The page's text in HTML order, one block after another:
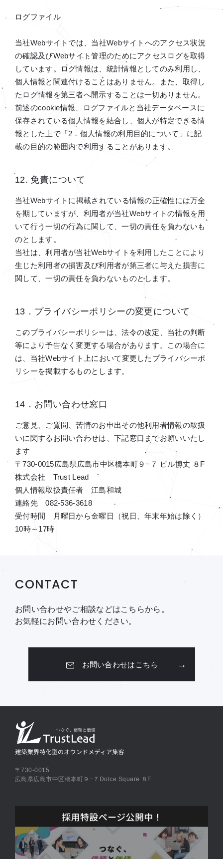
ログファイル
当社Webサイトでは、当社Webサイトへのアクセス状況
の確認及びWebサイト管理のためにアクセスログを取得
しています。ログ情報は、統計情報としてのみ利用し、
個人情報と関連付けることはありません。また、取得し
たログ情報を第三者へ開示することは一切ありません。
前述のcookie情報、ログファイルと当社データベースに
保存されている個人情報を結合し、個人が特定できる情
報とした上で「2．個人情報の利用目的について」に記
載の目的の範囲内で利用することがあります。
12. 免責について
当社Webサイトに掲載されている情報の正確性には万全
を期していますが、利用者が当社Webサイトの情報を用
いて行う一切の行為に関して、一切の責任を負わないも
のとします。
当社は、利用者が当社Webサイトを利用したことにより
生じた利用者の損害及び利用者が第三者に与えた損害に
関して、一切の責任を負わないものとします。
13．プライバシーポリシーの変更について
このプライバシーポリシーは、法令の改定、当社の判断
等により予告なく変更する場合があります。この場合に
は、当社Webサイト上において変更したプライバシーポ
リシーを掲載するものとします。
14．お問い合わせ窓口
ご意見、ご質問、苦情のお申出その他利用者情報の取扱
いに関するお問い合わせは、下記窓口までお願いいたし
ます
〒730-0015広島県広島市中区橋本町９−７ ビル博丈 ８F
株式会社 Trust Lead
個人情報取扱責任者 江島和城
連絡先 082-536-3618
受付時間 月曜日から金曜日（祝日、年末年始は除く）
10時～17時
CONTACT
お問い合わせやご相談などはこちらから。
お気軽にお問い合わせください。
お問い合わせはこちら
〒730-0015
広島県広島市中区橋本町９−７Dolce Square ８F